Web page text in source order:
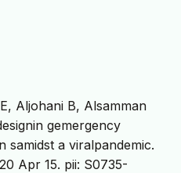
Aljohani B, Alsamman
gemergency
samidst a viralpandemic.
Apr 15. pii: S0735-